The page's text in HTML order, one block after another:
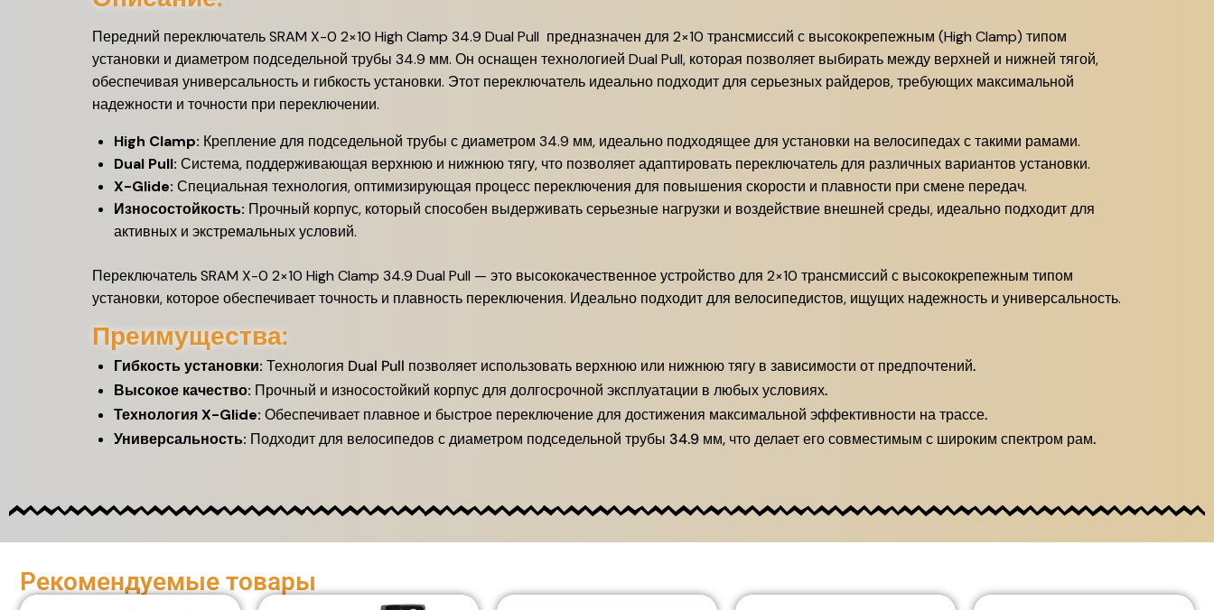
Передний переключатель SRAM X-0 2×10 High Clamp 34.9 Dual Pull предназначен для 2×10 трансмиссий с высококрепежным (High Clamp) типом
установки и диаметром подседельной трубы 34.9 мм. Он оснащен технологией Dual Pull, которая позволяет выбирать между верхней и нижней тягой,
обеспечивая универсальность и гибкость установки. Этот переключатель идеально подходит для серьезных райдеров, требующих максимальной
надежности и точности при переключении.
High Clamp: Крепление для подседельной трубы с диаметром 34.9 мм, идеально подходящее для установки на велосипедах с такими рамами.
Dual Pull: Система, поддерживающая верхнюю и нижнюю тягу, что позволяет адаптировать переключатель для различных вариантов установки.
X-Glide: Специальная технология, оптимизирующая процесс переключения для повышения скорости и плавности при смене передач.
Износостойкость: Прочный корпус, который способен выдерживать серьезные нагрузки и воздействие внешней среды, идеально подходит для
активных и экстремальных условий.
Переключатель SRAM X-0 2×10 High Clamp 34.9 Dual Pull — это высококачественное устройство для 2×10 трансмиссий с высококрепежным типом
установки, которое обеспечивает точность и плавность переключения. Идеально подходит для велосипедистов, ищущих надежность и универсальность.
Преимущества:
Гибкость установки: Технология Dual Pull позволяет использовать верхнюю или нижнюю тягу в зависимости от предпочтений.
Высокое качество: Прочный и износостойкий корпус для долгосрочной эксплуатации в любых условиях.
Технология X-Glide: Обеспечивает плавное и быстрое переключение для достижения максимальной эффективности на трассе.
Универсальность: Подходит для велосипедов с диаметром подседельной трубы 34.9 мм, что делает его совместимым с широким спектром рам.
Рекомендуемые товары